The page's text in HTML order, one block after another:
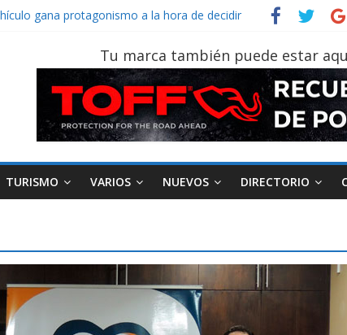
Bolden para cubrir las rutas de La Vuelta
creció un 28% en julio de 2026
tu vehículo si permanece varios días sin usar?
edición 47ª, recorre 7 provincias en 8 días
Tu marca también puede estar
TURISMO VARIOS NUEVOS DIRECTORIO
AEADE Industria